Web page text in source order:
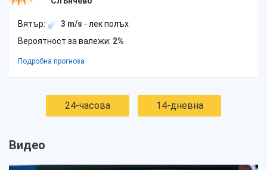
Вятър: 3 m/s - лек полъх
Вероятност за валежи: 2%
Подробна прогноза
24-часова 14-дневна
Видео